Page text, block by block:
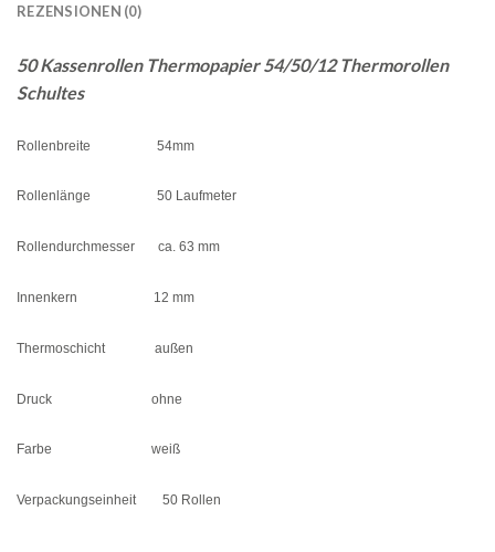
REZENSIONEN (0)
50 Kassenrollen Thermopapier 54/50/12 Thermorollen
Schultes
Rollenbreite 54mm
Rollenlänge 50 Laufmeter
Rollendurchmesser ca. 63 mm
Innenkern 12 mm
Thermoschicht außen
Druck ohne
Farbe weiß
Verpackungseinheit 50 Rollen